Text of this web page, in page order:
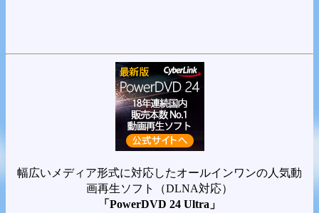
幅広いメディア形式に対応したオールインワンの人気動
画再生ソフト（DLNA対応）
「PowerDVD 24 Ultra」